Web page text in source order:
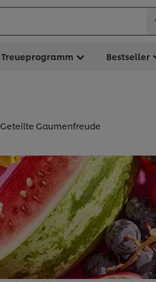
Treueprogramm Bestseller
Geteilte Gaumenfreude